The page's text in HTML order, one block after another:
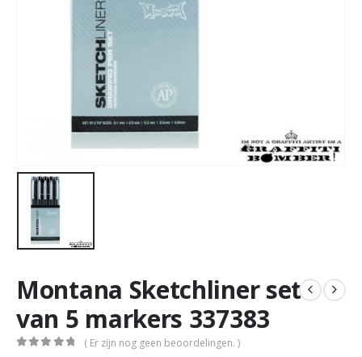
Montana Sketchliner set
van 5 markers 337383
( Er zijn nog geen beoordelingen. )